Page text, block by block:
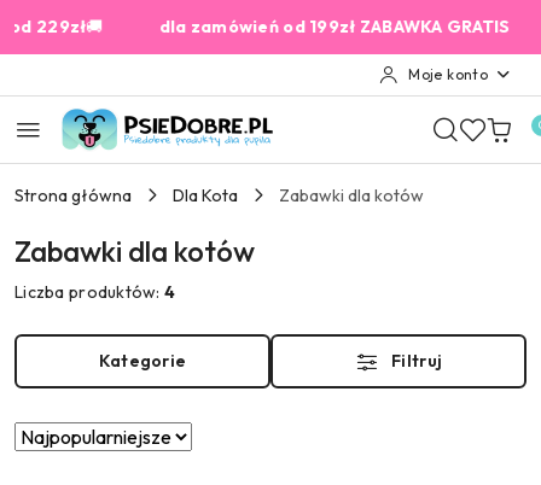
Przejdź do treści głównej
Przejdź do wyszukiwarki
Przejdź do moje konto
Przejdź do menu głównego
Przejdź do stopki
🚚 dla zamówień od 199zł ZABAWKA GRATIS 2%
Moje konto
Strona główna Dla Kota Zabawki dla kotów
Zabawki dla kotów
Liczba produktów:4
Kategorie Filtruj
Zastosowano
Sortuj